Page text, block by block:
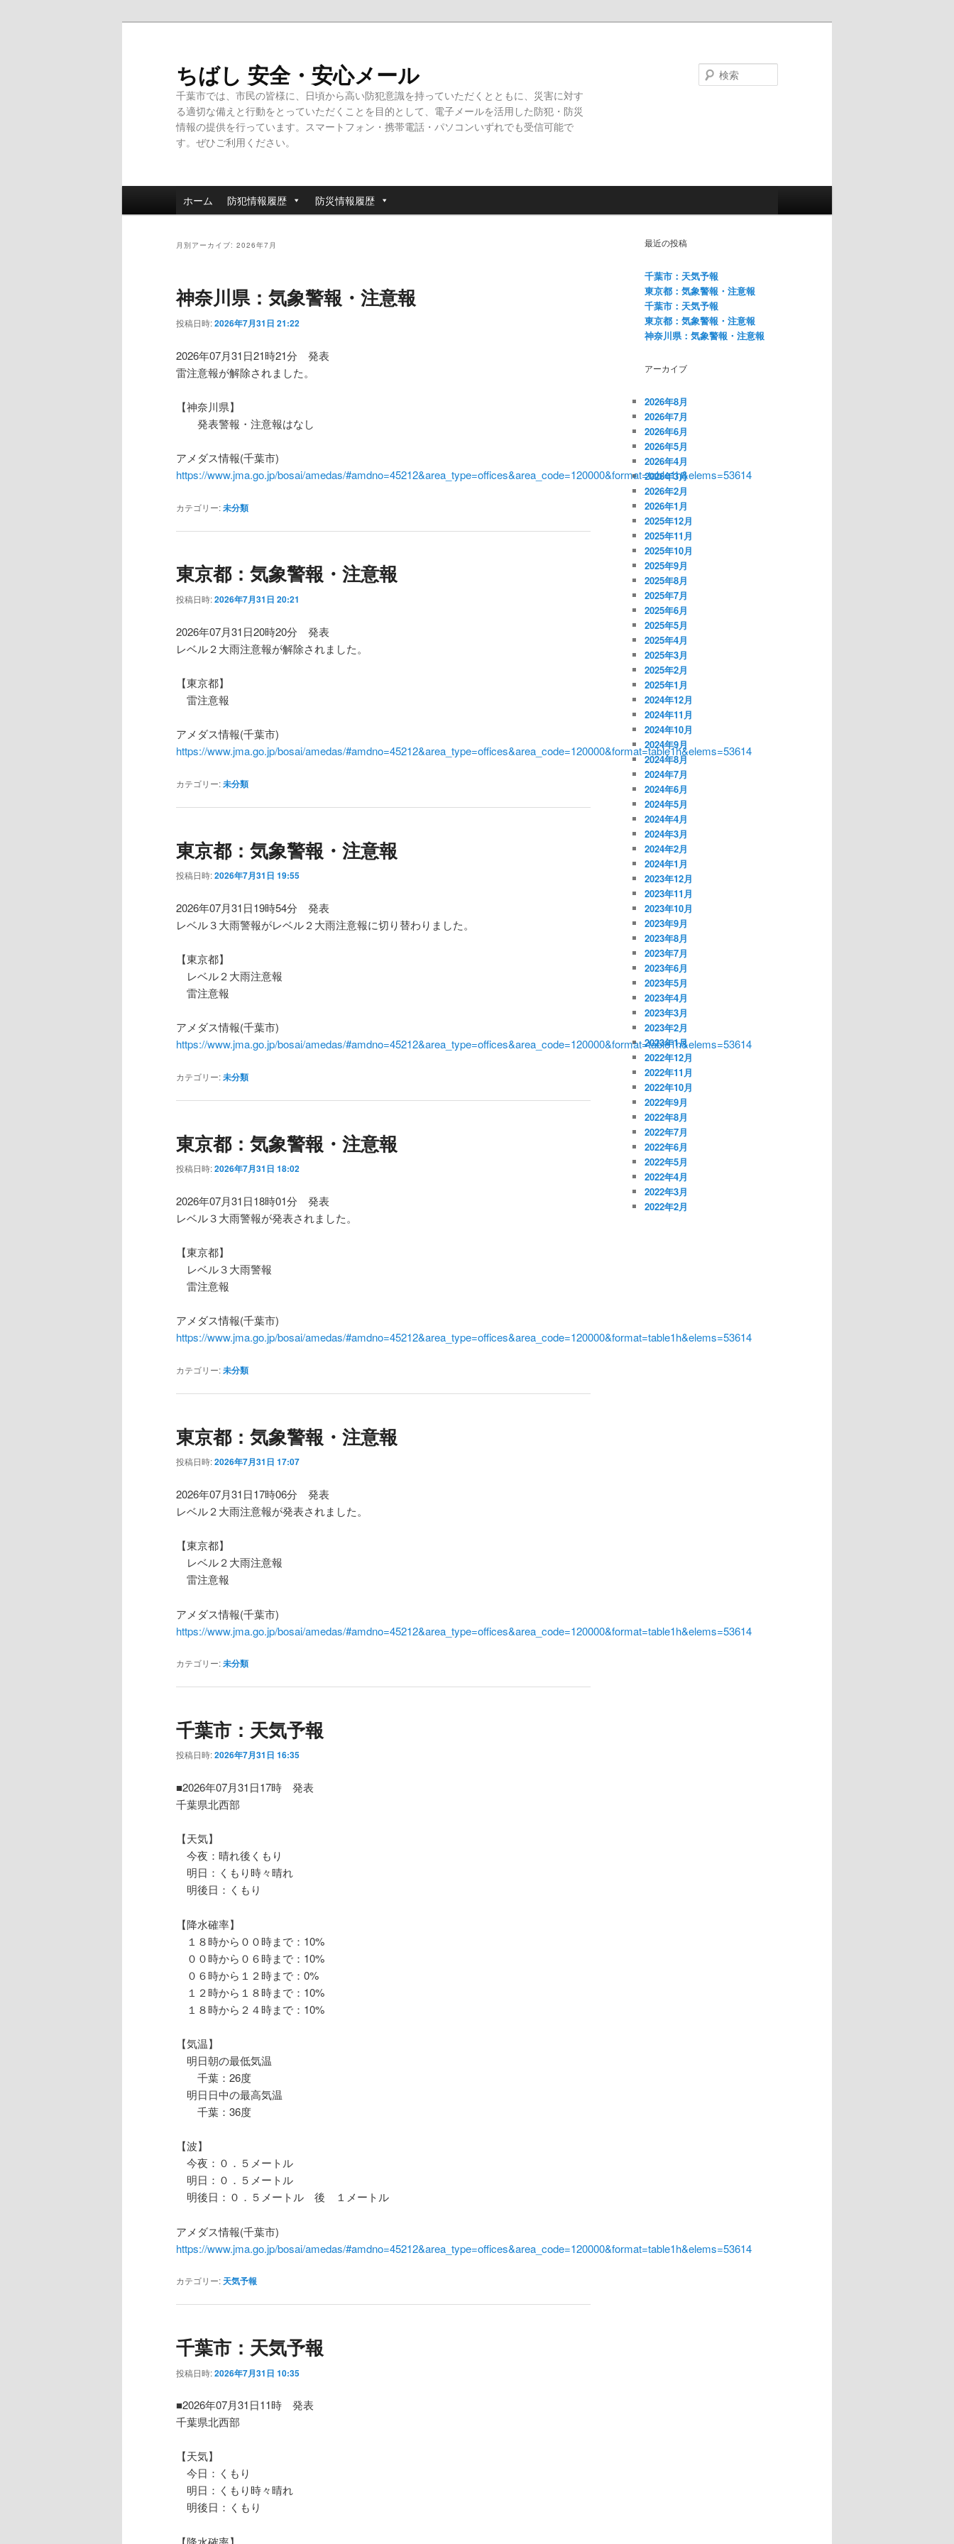
ちばし 安全・安心メール
千葉市では、市民の皆様に、日頃から高い防犯意識を持っていただくとともに、災害に対す
る適切な備えと行動をとっていただくことを目的として、電子メールを活用した防犯・防災
情報の提供を行っています。スマートフォン・携帯電話・パソコンいずれでも受信可能で
す。ぜひご利用ください。
イ
ホーム 防犯情報履歴 防災情報履歴
月別アーカイブ: 2026年7月
神奈川県：気象警報・注意報
投稿日時:2026年7月31日 21:22
2026年07月31日21時21分 発表
雷注意報が解除されました。
【神奈川県】
発表警報・注意報はなし
アメダス情報(千葉市)
https://www.jma.go.jp/bosai/amedas/#amdno=45212&area_type=offices&area_code=120000&format=table1h&elems=53614
カテゴリー:未分類
東京都：気象警報・注意報
投稿日時:2026年7月31日 20:21
2026年07月31日20時20分 発表
レベル２大雨注意報が解除されました。
【東京都】
雷注意報
アメダス情報(千葉市)
https://www.jma.go.jp/bosai/amedas/#amdno=45212&area_type=offices&area_code=120000&format=table1h&elems=53614
カテゴリー:未分類
東京都：気象警報・注意報
投稿日時:2026年7月31日 19:55
2026年07月31日19時54分 発表
レベル３大雨警報がレベル２大雨注意報に切り替わりました。
【東京都】
レベル２大雨注意報
雷注意報
アメダス情報(千葉市)
https://www.jma.go.jp/bosai/amedas/#amdno=45212&area_type=offices&area_code=120000&format=table1h&elems=53614
カテゴリー:未分類
東京都：気象警報・注意報
投稿日時:2026年7月31日 18:02
2026年07月31日18時01分 発表
レベル３大雨警報が発表されました。
【東京都】
レベル３大雨警報
雷注意報
アメダス情報(千葉市)
https://www.jma.go.jp/bosai/amedas/#amdno=45212&area_type=offices&area_code=120000&format=table1h&elems=53614
カテゴリー:未分類
東京都：気象警報・注意報
投稿日時:2026年7月31日 17:07
2026年07月31日17時06分 発表
レベル２大雨注意報が発表されました。
【東京都】
レベル２大雨注意報
雷注意報
アメダス情報(千葉市)
https://www.jma.go.jp/bosai/amedas/#amdno=45212&area_type=offices&area_code=120000&format=table1h&elems=53614
カテゴリー:未分類
千葉市：天気予報
投稿日時:2026年7月31日 16:35
■2026年07月31日17時 発表
千葉県北西部
【天気】
今夜：晴れ後くもり
明日：くもり時々晴れ
明後日：くもり
【降水確率】
１８時から００時まで：10%
００時から０６時まで：10%
０６時から１２時まで：0%
１２時から１８時まで：10%
１８時から２４時まで：10%
【気温】
明日朝の最低気温
千葉：26度
明日日中の最高気温
千葉：36度
【波】
今夜：０．５メートル
明日：０．５メートル
明後日：０．５メートル 後 １メートル
アメダス情報(千葉市)
https://www.jma.go.jp/bosai/amedas/#amdno=45212&area_type=offices&area_code=120000&format=table1h&elems=53614
カテゴリー: 天気予報
千葉市：天気予報
投稿日時:2026年7月31日 10:35
■2026年07月31日11時 発表
千葉県北西部
【天気】
今日：くもり
明日：くもり時々晴れ
明後日：くもり
最近の投稿
千葉市：天気予報
東京都：気象警報・注意報
千葉市：天気予報
東京都：気象警報・注意報
神奈川県：気象警報・注意報
アーカイブ
2026年8月
2026年7月
2026年6月
2026年5月
2026年4月
2026年3月
2026年2月
2026年1月
2025年12月
2025年11月
2025年10月
2025年9月
2025年8月
2025年7月
2025年6月
2025年5月
2025年4月
2025年3月
2025年2月
2025年1月
2024年12月
2024年11月
2024年10月
2024年9月
2024年8月
2024年7月
2024年6月
2024年5月
2024年4月
2024年3月
2024年2月
2024年1月
2023年12月
2023年11月
2023年10月
2023年9月
2023年8月
2023年7月
2023年6月
2023年5月
2023年4月
2023年3月
2023年2月
2023年1月
2022年12月
2022年11月
2022年10月
2022年9月
2022年8月
2022年7月
2022年6月
2022年5月
2022年4月
2022年3月
2022年2月